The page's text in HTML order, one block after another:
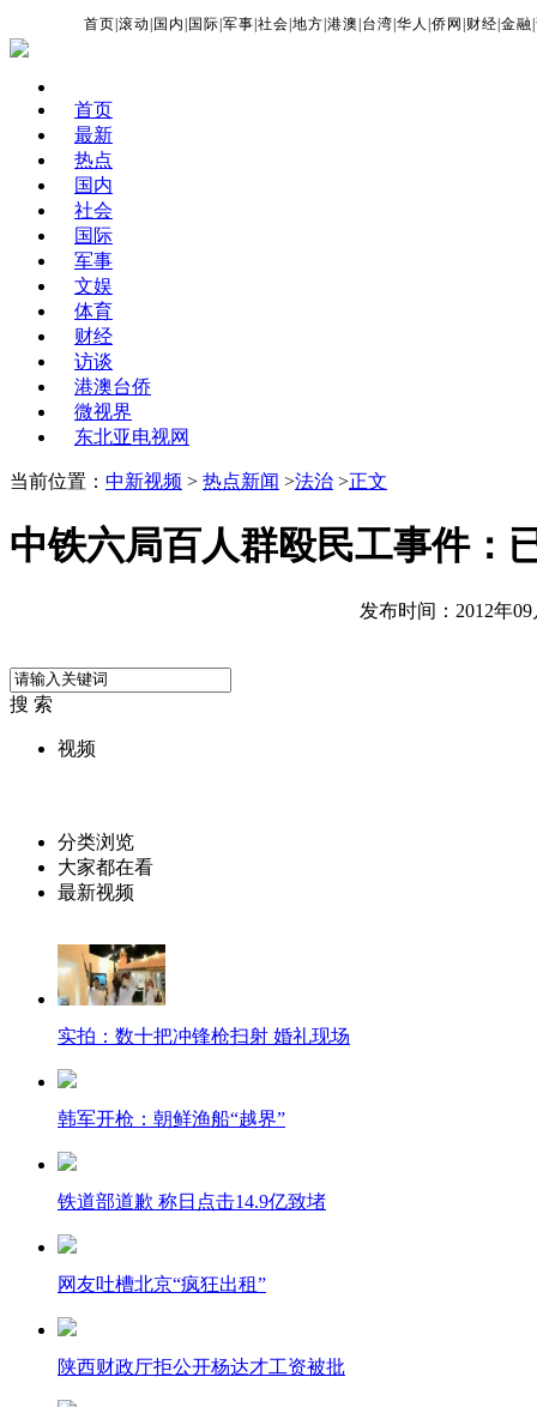
首页 |滚动 国内 国际 |军事 |社会 |地方 |港澳 台湾 |华人 |侨网 财经 |金融 |
首页
最新
热点
国内
社会
国际
军事
文娱
体育
财经
访谈
港澳台侨
微视界
东北亚电视网
当前位置： 中新视频 > 热点新闻 >法治 >正文
中铁六局百人群殴民工事件：
发布时间：2012年09
搜 索
视频
分类浏览
大家都在看
最新视频
实拍：数十把冲锋枪扫射 婚礼现场
韩军开枪：朝鲜渔船“越界”
铁道部道歉 称日点击14.9亿致堵
网友吐槽北京“疯狂出租”
陕西财政厅拒公开杨达才工资被批